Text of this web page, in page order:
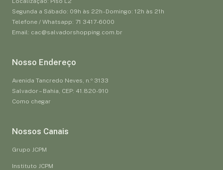
Segunda a Sábado: 09h às 22h - Domingo: 12h às 21h
Telefone / Whatsapp: 71 3417-6000
Email: cac@salvadorshopping.com.br
Nosso Endereço
Avenida Tancredo Neves, n.º 3133
Salvador – Bahia, CEP: 41.820-910
Como chegar
Nossos Canais
Grupo JCPM
Instituto JCPM